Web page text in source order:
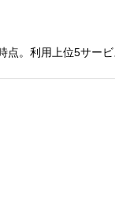
。利用上位5サービ